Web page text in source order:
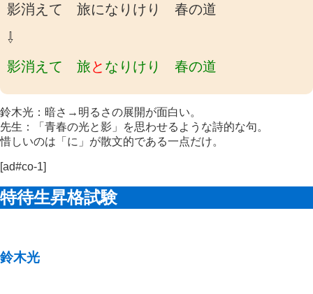
影消えて 旅になりけり 春の道
⇩
影消えて 旅と なりけり 春の道
鈴木光：暗さ→明るさの展開が面白い。
先生：「青春の光と影」を思わせるような詩的な句。
惜しいのは「に」が散文的である一点だけ。
[ad#co-1]
特待生昇格試験
鈴木光